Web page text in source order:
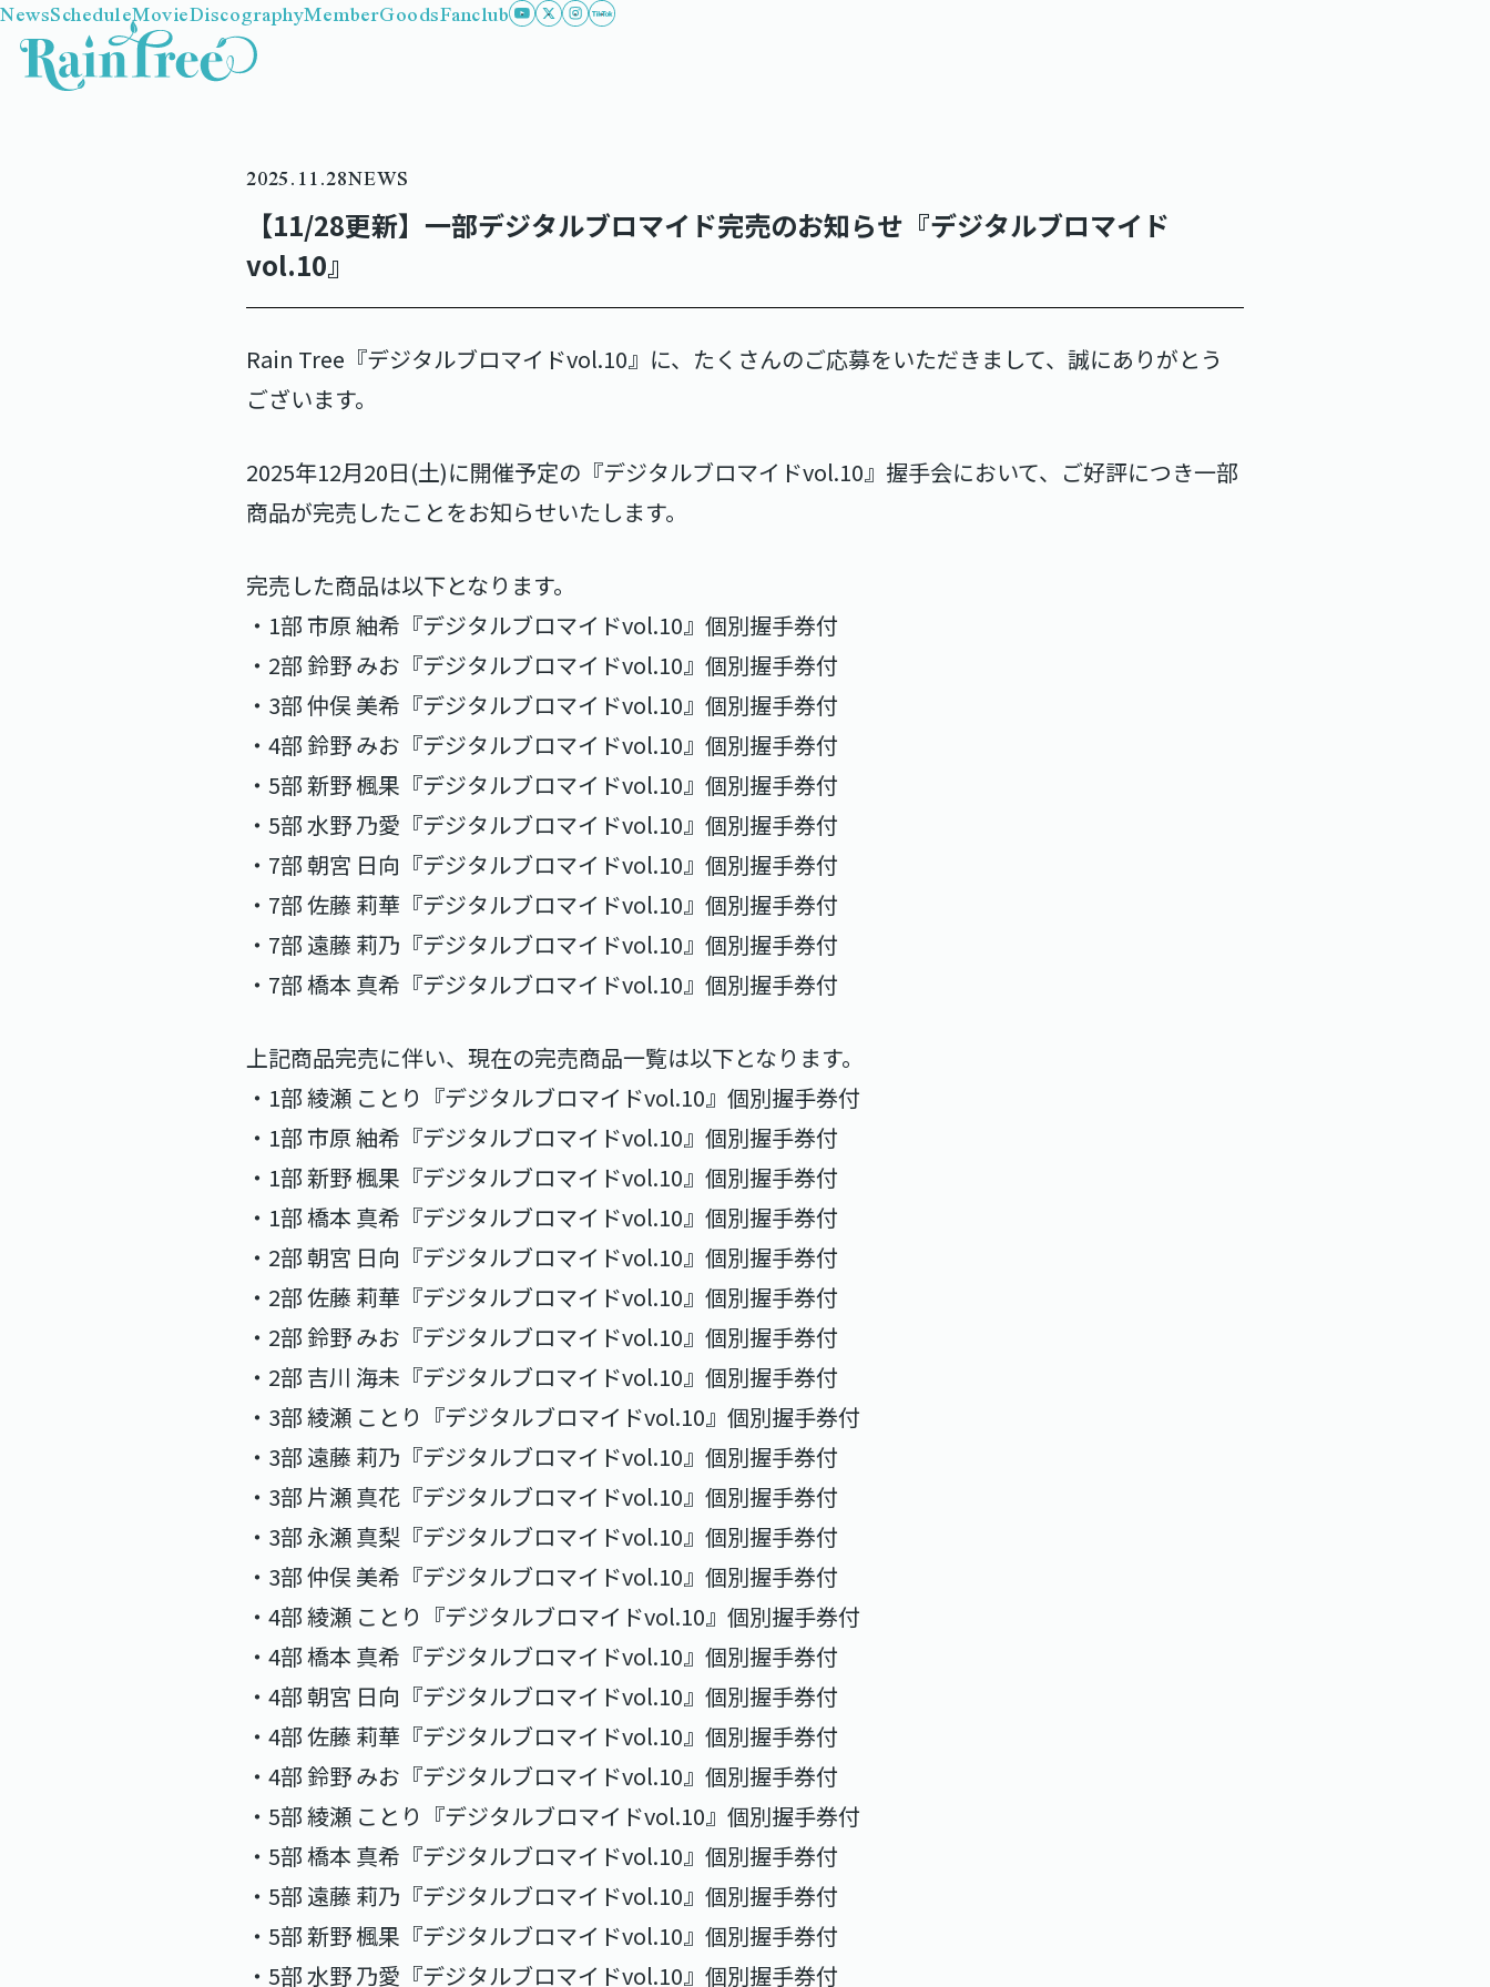
NewsScheduleMovieDiscographyMemberGoodsFanclub
2025.11.28NEWS
【11/28更新】一部デジタルブロマイド完売のお知らせ『デジタルブロマイド
vol.10』
Rain Tree『デジタルブロマイドvol.10』に、たくさんのご応募をいただきまして、誠にありがとう
ございます。
2025年12月20日(土)に開催予定の『デジタルブロマイドvol.10』握手会において、ご好評につき一部
商品が完売したことをお知らせいたします。
完売した商品は以下となります。
・1部 市原 紬希『デジタルブロマイドvol.10』個別握手券付
・2部 鈴野 みお『デジタルブロマイドvol.10』個別握手券付
・3部 仲俣 美希『デジタルブロマイドvol.10』個別握手券付
・4部 鈴野 みお『デジタルブロマイドvol.10』個別握手券付
・5部 新野 楓果『デジタルブロマイドvol.10』個別握手券付
・5部 水野 乃愛『デジタルブロマイドvol.10』個別握手券付
・7部 朝宮 日向『デジタルブロマイドvol.10』個別握手券付
・7部 佐藤 莉華『デジタルブロマイドvol.10』個別握手券付
・7部 遠藤 莉乃『デジタルブロマイドvol.10』個別握手券付
・7部 橋本 真希『デジタルブロマイドvol.10』個別握手券付
上記商品完売に伴い、現在の完売商品一覧は以下となります。
・1部 綾瀬 ことり『デジタルブロマイドvol.10』個別握手券付
・1部 市原 紬希『デジタルブロマイドvol.10』個別握手券付
・1部 新野 楓果『デジタルブロマイドvol.10』個別握手券付
・1部 橋本 真希『デジタルブロマイドvol.10』個別握手券付
・2部 朝宮 日向『デジタルブロマイドvol.10』個別握手券付
・2部 佐藤 莉華『デジタルブロマイドvol.10』個別握手券付
・2部 鈴野 みお『デジタルブロマイドvol.10』個別握手券付
・2部 吉川 海未『デジタルブロマイドvol.10』個別握手券付
・3部 綾瀬 ことり『デジタルブロマイドvol.10』個別握手券付
・3部 遠藤 莉乃『デジタルブロマイドvol.10』個別握手券付
・3部 片瀬 真花『デジタルブロマイドvol.10』個別握手券付
・3部 永瀬 真梨『デジタルブロマイドvol.10』個別握手券付
・3部 仲俣 美希『デジタルブロマイドvol.10』個別握手券付
・4部 綾瀬 ことり『デジタルブロマイドvol.10』個別握手券付
・4部 橋本 真希『デジタルブロマイドvol.10』個別握手券付
・4部 朝宮 日向『デジタルブロマイドvol.10』個別握手券付
・4部 佐藤 莉華『デジタルブロマイドvol.10』個別握手券付
・4部 鈴野 みお『デジタルブロマイドvol.10』個別握手券付
・5部 綾瀬 ことり『デジタルブロマイドvol.10』個別握手券付
・5部 橋本 真希『デジタルブロマイドvol.10』個別握手券付
・5部 遠藤 莉乃『デジタルブロマイドvol.10』個別握手券付
・5部 新野 楓果『デジタルブロマイドvol.10』個別握手券付
・5部 水野 乃愛『デジタルブロマイドvol.10』個別握手券付